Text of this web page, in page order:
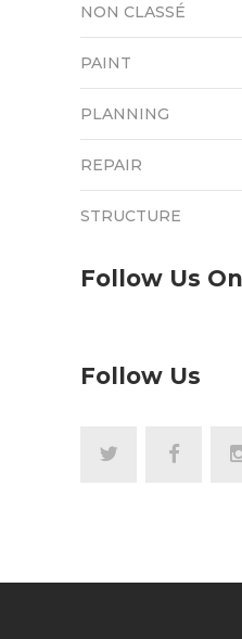
NON CLASSÉ
PAINT
PLANNING
REPAIR
STRUCTURE
Follow Us
Follow Us